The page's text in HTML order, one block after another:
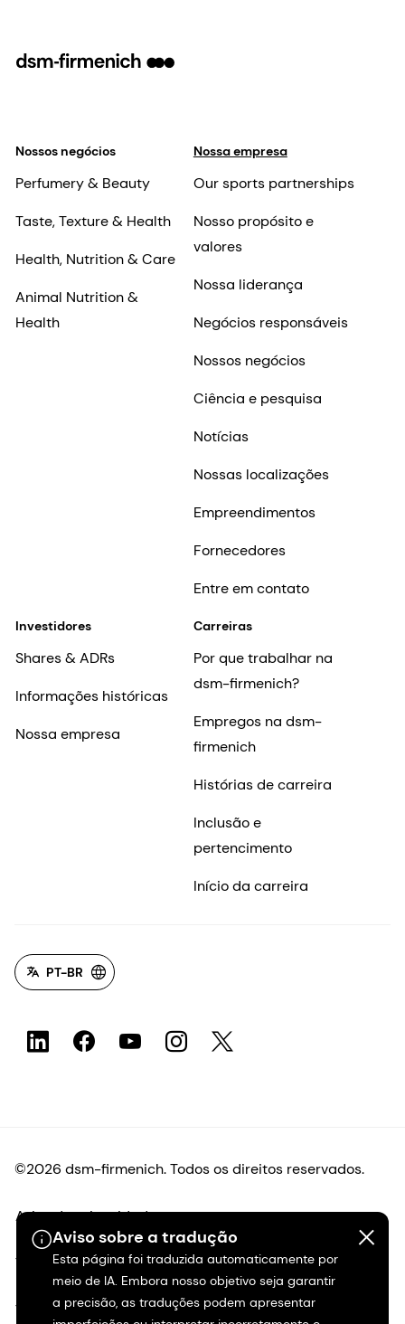
Aviso sobre a tradução
Esta página foi traduzida automaticamente por
meio de IA. Embora nosso objetivo seja garantir
a precisão, as traduções podem apresentar
Nossos negócios
Perfumery & Beauty
Taste, Texture & Health
Health, Nutrition & Care
Animal Nutrition &
Health
Nossa empresa
Our sports partnerships
Nosso propósito e
valores
Nossa liderança
Negócios responsáveis
Nossos negócios
Ciência e pesquisa
Notícias
Nossas localizações
Empreendimentos
Fornecedores
Entre em contato
Investidores
Shares & ADRs
Informações históricas
Nossa empresa
Carreiras
Por que trabalhar na
dsm-firmenich?
Empregos na dsm-
firmenich
Histórias de carreira
Inclusão e
pertencimento
Início da carreira
PT-BR
©2026 dsm-firmenich. Todos os direitos reservados.
Aviso de privacidade
Termos de uso
Termos e condições